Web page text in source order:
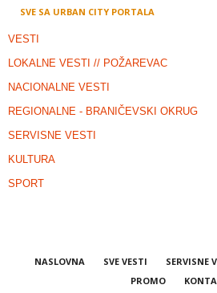
SVE SA URBAN CITY PORTALA
VESTI
LOKALNE VESTI // POŽAREVAC
NACIONALNE VESTI
REGIONALNE - BRANIČEVSKI OKRUG
SERVISNE VESTI
KULTURA
SPORT
NASLOVNA SVE VESTI SERVISNE
PROMO